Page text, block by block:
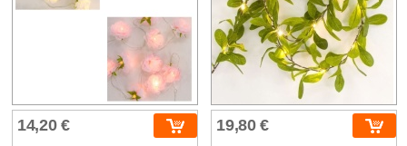
14,20 € 19,80 €